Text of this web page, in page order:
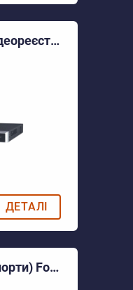
16-канальний IP відеореєстратор Hikvision DS-7616NI-K2
ДЕТАЛІ
POE-комутатор (4 порти) FoxGate S5804P-E2